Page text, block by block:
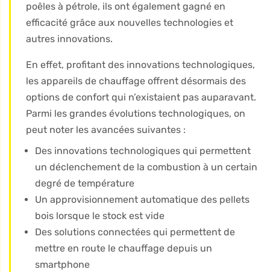
poêles à pétrole, ils ont également gagné en
efficacité grâce aux nouvelles technologies et
autres innovations.
En effet, profitant des innovations technologiques,
les appareils de chauffage offrent désormais des
options de confort qui n’existaient pas auparavant.
Parmi les grandes évolutions technologiques, on
peut noter les avancées suivantes :
Des innovations technologiques qui permettent
un déclenchement de la combustion à un certain
degré de température
Un approvisionnement automatique des pellets
bois lorsque le stock est vide
Des solutions connectées qui permettent de
mettre en route le chauffage depuis un
smartphone